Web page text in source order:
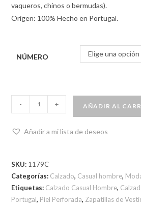
vaqueros, chinos o bermudas).
Origen: 100% Hecho en Portugal.
NÚMERO Elige una opción
- + AÑADIR AL
Añadir a mi lista de deseos
SKU: 1179C
Categorías: Calzado, Casual hombre,
Etiquetas: Calzado Casual Hombre,
Portugal, Piel Perforada, Zapatillas de